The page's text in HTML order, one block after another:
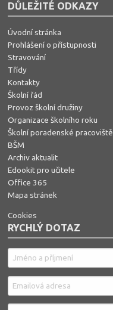
DŮLEŽITÉ ODKAZY
Úvodní stránka
Prohlášení o přístupnosti
Stravování
Třídy
Kontakty
Školní řád
Provoz školní družiny
Organizace školního roku
Školní poradenské pracoviště
BŠM
Archiv aktualit
Edookit pro učitele
Office 365
Mapa stránek
Cookies
RYCHLÝ DOTAZ